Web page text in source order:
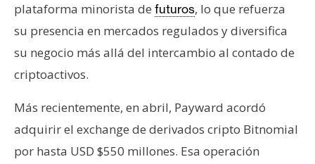
plataforma minorista de futuros, lo que refuerza
su presencia en mercados regulados y diversifica
su negocio más allá del intercambio al contado de
criptoactivos.
Más recientemente, en abril, Payward acordó
adquirir el exchange de derivados cripto Bitnomial
por hasta USD $550 millones. Esa operación